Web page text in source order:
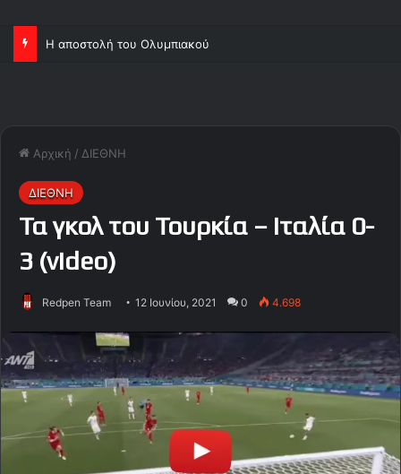
Η αποστολή του Ολυμπιακού
Αρχική / ΔΙΕΘΝΗ
ΔΙΕΘΝΗ
Τα γκολ του Τουρκία – Ιταλία 0-
3 (video)
Redpen Team 12 Ιουνίου, 2021 0 4.698